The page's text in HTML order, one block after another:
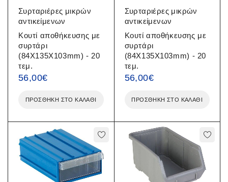
Συρταριέρες μικρών
αντικείμενων
Κουτί αποθήκευσης με
συρτάρι
(84X135X103mm) - 20
τεμ.
56,00€
ΠΡΟΣΘΉΚΗ ΣΤΟ ΚΑΛΆΘΙ
Συρταριέρες μικρών
αντικείμενων
Κουτί αποθήκευσης με
συρτάρι
(84X135X103mm) - 20
τεμ.
56,00€
ΠΡΟΣΘΉΚΗ ΣΤΟ ΚΑΛΆΘΙ